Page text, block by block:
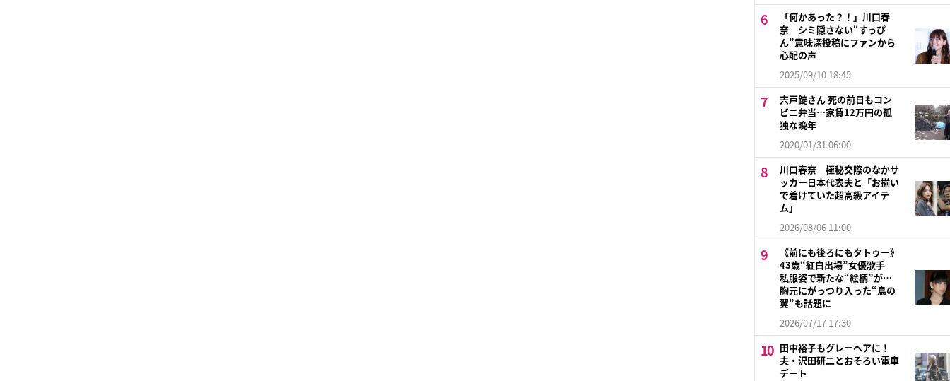
「何かあった？！」川口春
奈 シミ隠さない“すっぴ
ん”意味深投稿にファンから
心配の声
2025/09/10 18:45
宍戸錠さん 死の前日もコン
ビニ弁当…家賃12万円の孤
独な晩年
2020/01/31 06:00
川口春奈 極秘交際のなかサ
ッカー日本代表夫と「お揃い
で着けていた超高級アイテ
ム」
2026/08/06 11:00
《前にも後ろにもタトゥー》
43歳“紅白出場”女優歌手
私服姿で新たな“絵柄”が…
胸元にがっつり入った“鳥の
翼”も話題に
2026/07/17 17:30
田中裕子もグレーヘアに！
夫・沢田研二とおそろい電車
デート